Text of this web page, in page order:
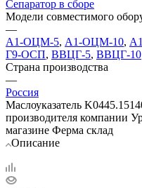
Сепаратор в сборе
Модели совместимого
—
А1-ОЦМ-5, А1-ОЦМ-10,
Г9-ОСП, ВВЦГ-5, ВВЦГ-10
Страна производства
—
Россия
Маслоуказатель
производителя компании
магазине Ферма склад
Описание